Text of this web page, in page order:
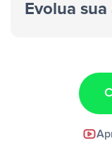
“A cada
Evolua